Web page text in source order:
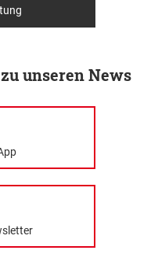
unseren News